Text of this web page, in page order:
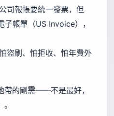
司報帳要統一發票，但
帳單（US Invoice），
盜刷、怕拒收、怕年費外
帶的剛需——不是最好，